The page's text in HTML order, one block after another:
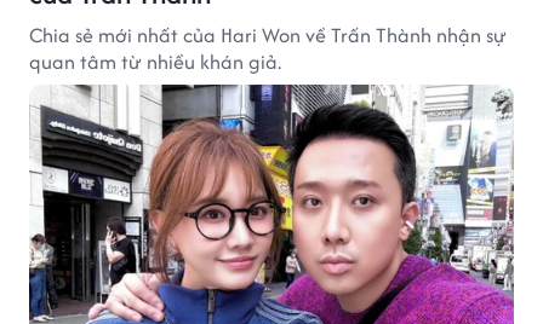
Chia sẻ mới nhất của Hari Won về Trấn Thành nhận sự
quan tâm từ nhiều khán giả.